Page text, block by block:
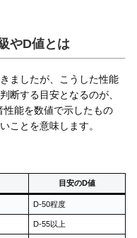
やD値とは
ましたが、こうした性能
断する目安となるのが、
性能を数値で示したもの
ことを意味します。
目安のD値
D-50程度
D-55以上